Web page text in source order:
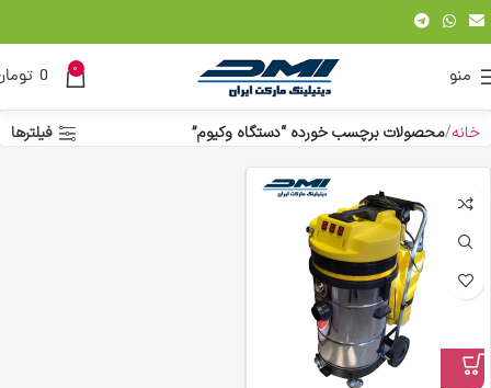
منو 0
0
خانه محصولات برچسب خورده “دستگاه وکیوم” فیلترها